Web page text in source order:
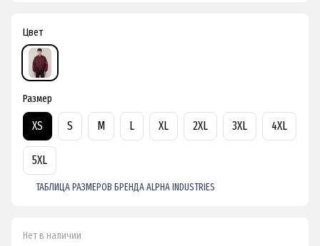
Цвет
Размер
XS S M L XL 2XL 3XL 4XL
5XL
ТАБЛИЦА РАЗМЕРОВ БРЕНДА ALPHA INDUSTRIES
Нет в наличии